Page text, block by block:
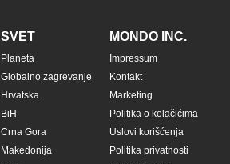
SVET
Planeta
Globalno zagrevanje
Hrvatska
BiH
Crna Gora
Makedonija
MONDO INC.
Impressum
Kontakt
Marketing
Politika o kolačićima
Uslovi korišćenja
Politika privatnosti